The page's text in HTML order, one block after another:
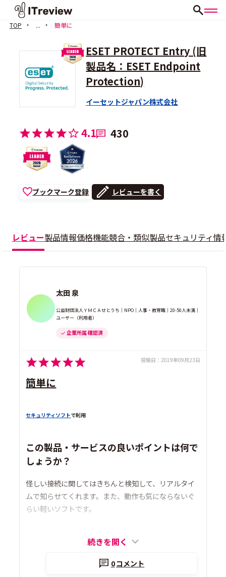
TOP ... 簡単に
ESET PROTECT Entry (旧
製品名：ESET Endpoint
Protection)
イーセットジャパン株式会社
4.1 430
ブックマーク登録 レビューを書く
レビュー製品情報価格機能競合・類似製品セキュリティ情
太田 泉
公益財団法人ＹＭＣＡせとうち｜NPO｜人事・教育職｜20-50人未満｜
ユーザー（利用者）
企業所属 確認済
投稿日： 2019年09月23日
簡単に
セキュリティソフトで利用
この製品・サービスの良いポイントは何で
しょうか？
怪しい接続に関してはきちんと検知して、リアルタイ
ムで知らせてくれます。また、動作も気にならないぐ
らい軽いソフトです。
続きを開く
0コメント